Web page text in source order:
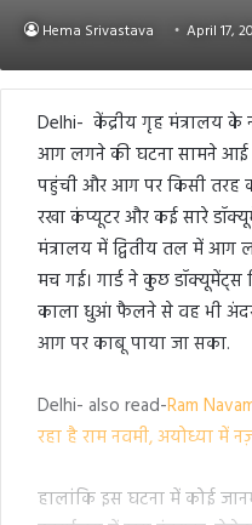
Hema Srivastava April 17,
Delhi- केंद्रीय गृह मंत्रालय के
आग लगने की घटना सामने आई
पहुंची और आग पर किसी तरह
रखा कंप्यूटर और कई सारे
मंत्रालय में द्वितीय तल में
मच गई। गार्ड ने कुछ
काला धुआं फैलने से वह भी
आग पर काबू पाया जा सका.
Delhi- also read-Ram
रहा है राम नवमी, अयोध्या
हालांकि इस घटना में कोई